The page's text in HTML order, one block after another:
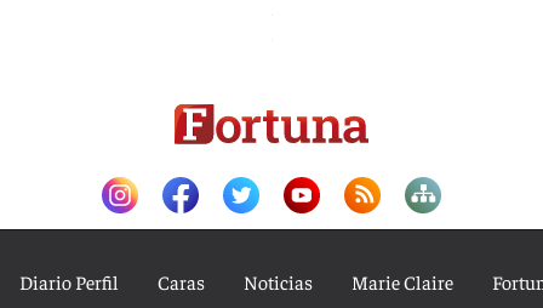
Diario Perfil Caras Noticias Marie Claire